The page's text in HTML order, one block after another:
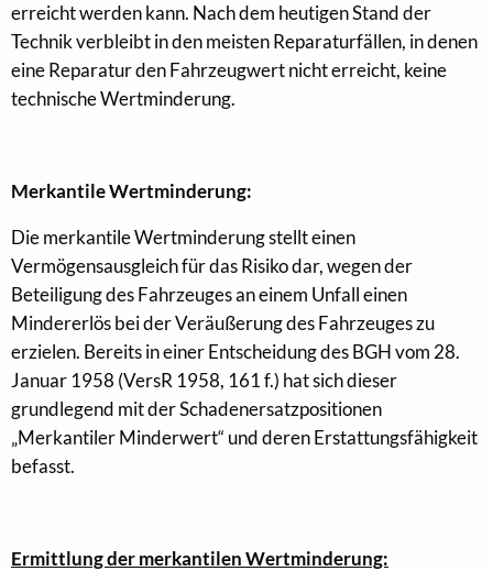
erreicht werden kann. Nach dem heutigen Stand der
Technik verbleibt in den meisten Reparaturfällen, in denen
eine Reparatur den Fahrzeugwert nicht erreicht, keine
technische Wertminderung.
Merkantile Wertminderung:
Die merkantile Wertminderung stellt einen
Vermögensausgleich für das Risiko dar, wegen der
Beteiligung des Fahrzeuges an einem Unfall einen
Mindererlös bei der Veräußerung des Fahrzeuges zu
erzielen. Bereits in einer Entscheidung des BGH vom 28.
Januar 1958 (VersR 1958, 161 f.) hat sich dieser
grundlegend mit der Schadenersatzpositionen
„Merkantiler Minderwert“ und deren Erstattungsfähigkeit
befasst.
Ermittlung der merkantilen Wertminderung: